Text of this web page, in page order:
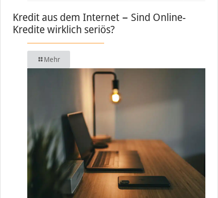
Kredit aus dem Internet − Sind Online-
Kredite wirklich seriös?
Mehr